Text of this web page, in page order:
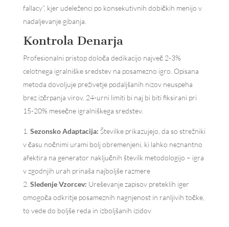
fallacy”, kjer udeleženci po konsekutivnih dobičkih menijo v
nadaljevanje gibanja.
Kontrola Denarja
Profesionalni pristop določa dedikacijo največ 2-3%
celotnega igralniške sredstev na posamezno igro. Opisana
metoda dovoljuje preživetje podaljšanih nizov neuspeha
brez izčrpanja virov. 24-urni limiti bi naj bi biti fiksirani pri
15-20% mesečne igralniškega sredstev.
Sezonsko Adaptacija: Številke prikazujejo, da so strežniki
v času nočnimi urami bolj obremenjeni, ki lahko neznantno
afektira na generator naključnih številk metodologijo – igra
v zgodnjih urah prinaša najboljše razmere
Sledenje Vzorcev: Ureševanje zapisov preteklih iger
omogoča odkritje posameznih nagnjenost in ranljivih točke,
to vede do boljše reda in izboljšanih izidov